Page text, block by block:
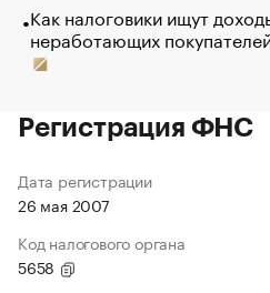
Как налоговики ищут
неработающих
Регистрация ФНС
Дата регистрации
26 мая 2007
Код налогового органа
5658